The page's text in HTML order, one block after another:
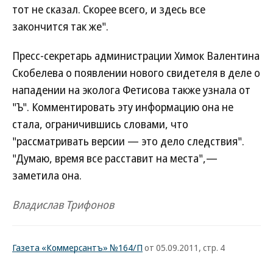
тот не сказал. Скорее всего, и здесь все
закончится так же".
Пресс-секретарь администрации Химок Валентина
Скобелева о появлении нового свидетеля в деле о
нападении на эколога Фетисова также узнала от
"Ъ". Комментировать эту информацию она не
стала, ограничившись словами, что
"рассматривать версии — это дело следствия".
"Думаю, время все расставит на места",—
заметила она.
Владислав Трифонов
Газета «Коммерсантъ» №164/П от 05.09.2011, стр. 4